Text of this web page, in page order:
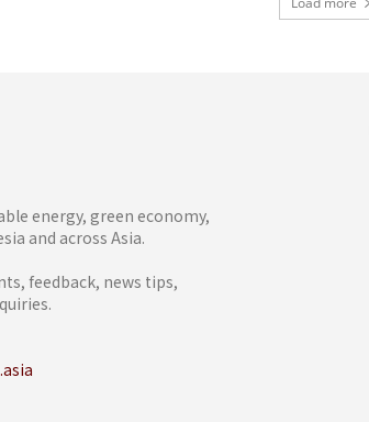
energy, green economy,
and across Asia.
feedback, news tips,